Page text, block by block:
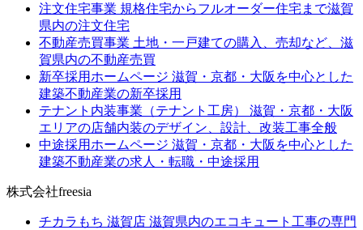
注文住宅事業 規格住宅からフルオーダー住宅まで滋賀
県内の注文住宅
不動産売買事業 土地・一戸建ての購入、売却など、滋
賀県内の不動産売買
新卒採用ホームページ 滋賀・京都・大阪を中心とした
建築不動産業の新卒採用
テナント内装事業（テナント工房）
滋賀・京都・大阪
エリアの店舗内装のデザイン、設計、改装工事全般
中途採用ホームページ 滋賀・京都・大阪を中心とした
建築不動産業の求人・転職・中途採用
株式会社freesia
チカラもち 滋賀店 滋賀県内のエコキュート工事の専門